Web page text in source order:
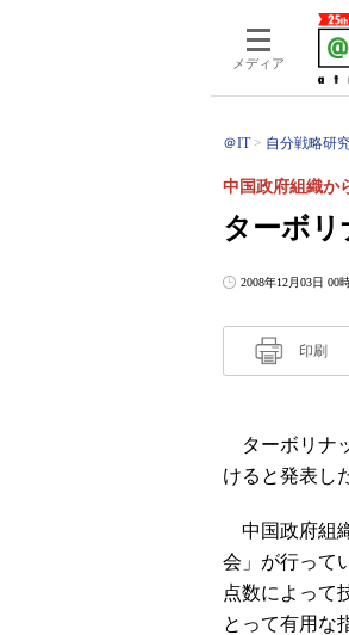
メディア
＠IT 自分戦略研
ターボリ
中国政府組織か
2008年12月03日 00
印刷
ターボリナ
けると発表し
中国政府組
会」が行って
点数によって
とって有用な